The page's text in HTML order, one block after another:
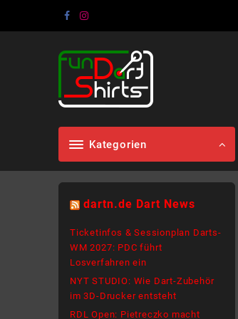
Kategorien
dartn.de Dart News
Ticketinfos & Sessionplan Darts-
WM 2027: PDC führt
Losverfahren ein
NYT STUDIO: Wie Dart-Zubehör
im 3D-Drucker entsteht
RDL Open: Pietreczko macht